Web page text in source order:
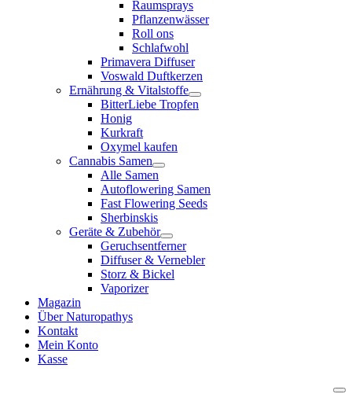
Raumsprays
Pflanzenwässer
Roll ons
Schlafwohl
Primavera Diffuser
Voswald Duftkerzen
Ernährung & Vitalstoffe
BitterLiebe Tropfen
Honig
Kurkraft
Oxymel kaufen
Cannabis Samen
Alle Samen
Autoflowering Samen
Fast Flowering Seeds
Sherbinskis
Geräte & Zubehör
Geruchsentferner
Diffuser & Vernebler
Storz & Bickel
Vaporizer
Magazin
Über Naturopathys
Kontakt
Mein Konto
Kasse